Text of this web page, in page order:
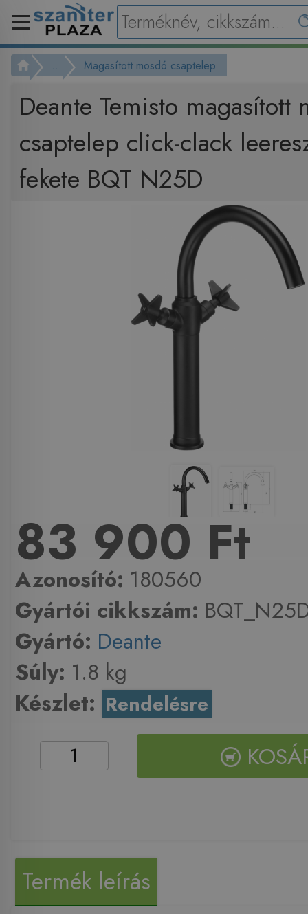
... Magasított mosdó csaptelep
Deante Temisto magasított
csaptelep click-clack
fekete BQT N25D
83 900 Ft
Azonosító: 180560
Gyártói cikkszám:
Gyártó: Deante
Súly: 1.8 kg
Készlet: Rendelésre
Termék leírás